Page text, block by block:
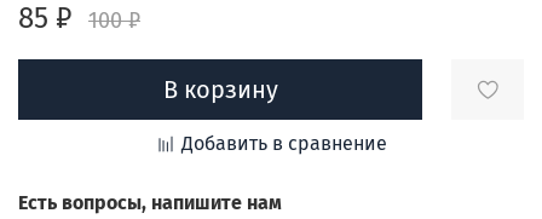
85 ₽
100 ₽
В корзину
Добавить в сравнение
Есть вопросы, напишите нам